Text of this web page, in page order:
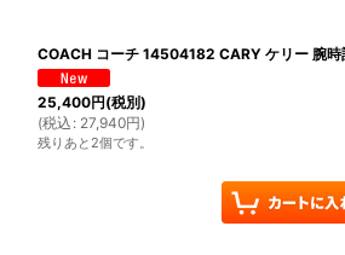
COACH コーチ 14504182 CARY ケリー 腕時
25,400円(税別)
(税込 : 27,940円)
残りあと2個です。